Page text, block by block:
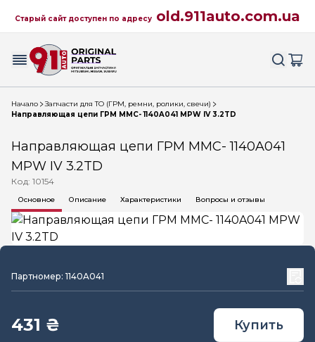
Старый сайт доступен по адресу old.911auto.com.ua
Начало
Запчасти для ТО (ГРМ, ремни, ролики, свечи)
Направляющая цепи ГРМ MMC- 1140A041 MPW IV 3.2TD
Направляющая цепи ГРМ MMC- 1140A041
MPW IV 3.2TD
Код: 10154
Основное Описание Характеристики Вопросы и отзывы
Партномер: 1140A041
431 ₴ Купить